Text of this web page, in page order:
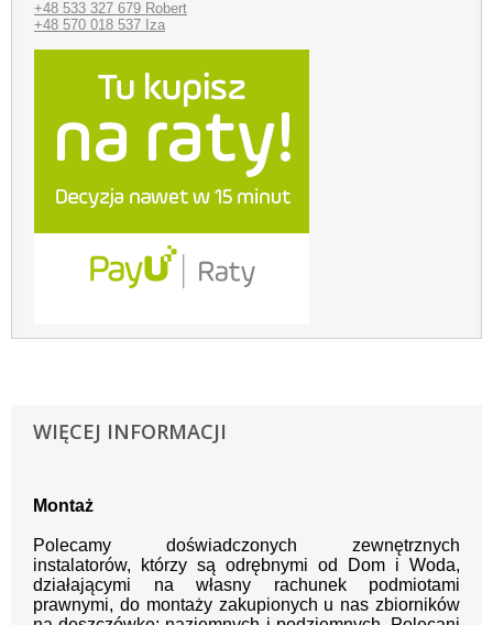
+48 533 327 679 Robert
+48 570 018 537 Iza
WIĘCEJ INFORMACJI
Montaż
Polecamy doświadczonych zewnętrznych
instalatorów, którzy są odrębnymi od Dom i Woda,
działającymi na własny rachunek podmiotami
prawnymi, do montaży zakupionych u nas zbiorników